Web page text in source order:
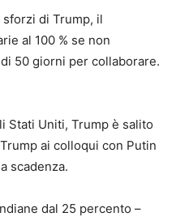
di Trump, il
al 100 % se non
50 giorni per collaborare.
Stati Uniti, Trump è salito
ai colloqui con Putin
scadenza.
dal 25 percento –